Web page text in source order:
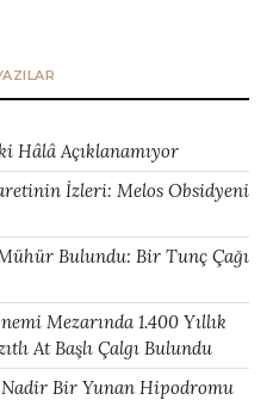
Hâlâ Açıklanamıyor
İzleri: Melos Obsidyeni
Bulundu: Bir Tunç Çağı
Mezarında 1.400 Yıllık
At Başlı Çalgı Bulundu
Nadir Bir Yunan Hipodromu